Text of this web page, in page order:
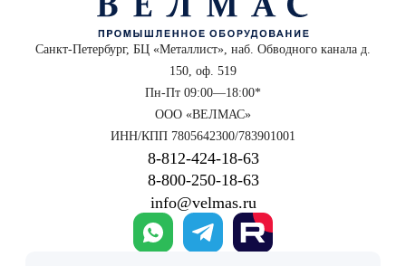
Санкт-Петербург, БЦ «Металлист», наб. Обводного канала д.
150, оф. 519
Пн-Пт 09:00—18:00*
ООО «ВЕЛМАС»
ИНН/КПП 7805642300/783901001
8‑812‑424‑18‑63
8‑800‑250‑18‑63
info@velmas.ru